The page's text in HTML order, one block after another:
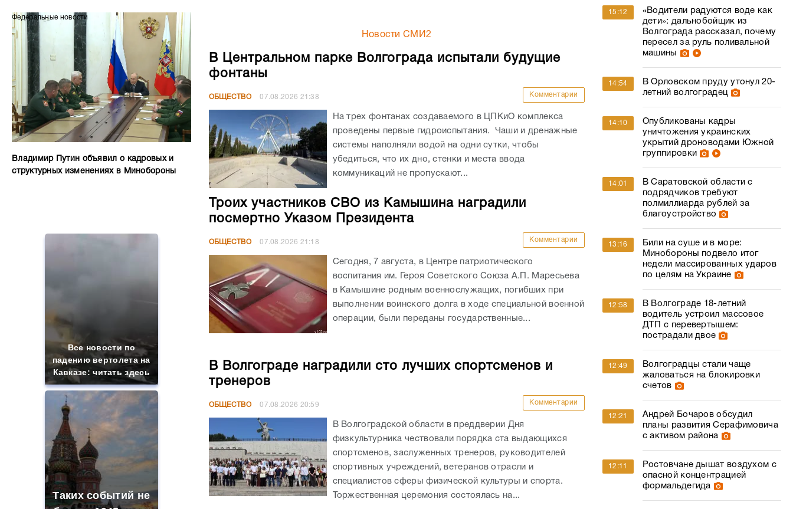
Федеральные новости
Владимир Путин объявил о кадровых и
структурных изменениях в Минобороны
Все новости по
падению вертолета на
Кавказе: читать здесь
Таких событий не
Новости СМИ2
В Центральном парке Волгограда испытали будущие
фонтаны
ОБЩЕСТВО 07.08.2026 21:38 Комментарии
На трех фонтанах создаваемого в ЦПКиО комплекса
проведены первые гидроиспытания. Чаши и дренажные
системы наполняли водой на одни сутки, чтобы
убедиться, что их дно, стенки и места ввода
коммуникаций не пропускают...
Троих участников СВО из Камышина наградили
посмертно Указом Президента
ОБЩЕСТВО 07.08.2026 21:18 Комментарии
Сегодня, 7 августа, в Центре патриотического
воспитания им. Героя Советского Союза А.П. Маресьева
в Камышине родным военнослужащих, погибших при
выполнении воинского долга в ходе специальной военной
операции, были переданы государственные...
В Волгограде наградили сто лучших спортсменов и
тренеров
ОБЩЕСТВО 07.08.2026 20:59 Комментарии
В Волгоградской области в преддверии Дня
физкультурника чествовали порядка ста выдающихся
спортсменов, заслуженных тренеров, руководителей
спортивных учреждений, ветеранов отрасли и
специалистов сферы физической культуры и спорта.
Торжественная церемония состоялась на...
15:12
«Водители радуются воде как
дети»: дальнобойщик из
Волгограда рассказал, почему
пересел за руль поливальной
машины
14:54
В Орловском пруду утонул 20-
летний волгоградец
14:10
Опубликованы кадры
уничтожения украинских
укрытий дроноводами Южной
группировки
14:01
В Саратовской области с
подрядчиков требуют
полмиллиарда рублей за
благоустройство
13:16
Били на суше и в море:
Минобороны подвело итог
недели массированных ударов
по целям на Украине
12:58
В Волгограде 18-летний
водитель устроил массовое
ДТП с перевертышем:
пострадали двое
12:49
Волгоградцы стали чаще
жаловаться на блокировки
счетов
12:21
Андрей Бочаров обсудил
планы развития Серафимовича
с активом района
12:11
Ростовчане дышат воздухом с
опасной концентрацией
формальдегида